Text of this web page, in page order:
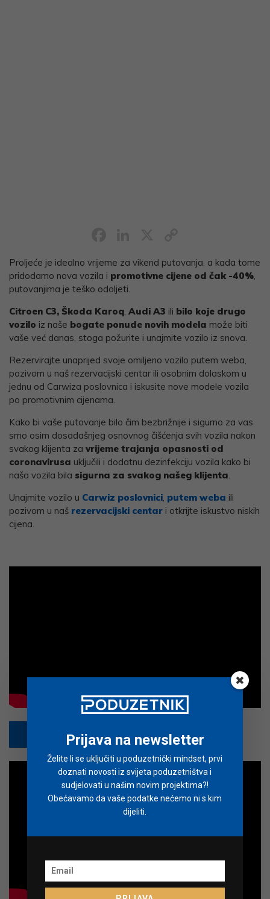
Link
Proljeće je idealno vrijeme za vikend putovanja, a kada tome
pridodamo nova vozila i promotivne cijene od čak -40%,
putovanjima je teško odoljeti.
Citroen C3, Škoda Karoq, Audi A3 ili bilo koje drugo
vozilo iz naše bogate ponude novih modela može biti
vaše već danas, stoga požurite i unajmite vozilo iz snova.
Rezervirajte unaprijed svoje omiljeno vozilo putem weba,
pozivom u naš rezervacijski centar ili osobnim dolaskom u
jednu od Carwiza poslovnica i iskusite nove modele vozila
po promotivnim cijenama.
Kako bi vaše putovanje bilo čim bezbrižnije i sigurno za vas
smo osim dosadašnjeg osnovnog čišćenja svih vozila nakon
svakog klijenta za vrijeme trajanja opasnosti od
coronavirusa uključili i dodatnu dezinfekciju vozila kako bi
naša vozila bila sigurna za svakog našeg klijenta.
Unajmite vozilo u Carwiz poslovnici, putem weba ili
pozivom u naš rezervacijski centar i otkrijte iskustvo niskih
cijena.
PRETPLATI SEPrijava na newsletter
Želite li se uključiti u poduzetnički mindset, prvi
doznati novosti iz svijeta poduzetništva i
sudjelovati u našim novim projektima?!
Obećavamo da vaše podatke nećemo ni s kim
dijeliti.